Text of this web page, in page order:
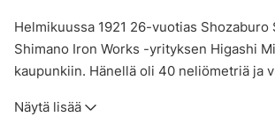
Helmikuussa 1921 26-vuotias Shozaburo
Shimano Iron Works -yrityksen Higashi
kaupunkiin. Hänellä oli 40 neliömetriä ja
vapaapyöriä, koska vapaapyörät olivat
Näytä lisää